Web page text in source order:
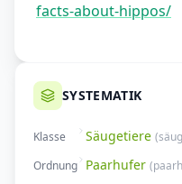
facts-about-hippos/
SYSTEMATIK
Klasse Säugetiere (
Ordnung Paarhufer (